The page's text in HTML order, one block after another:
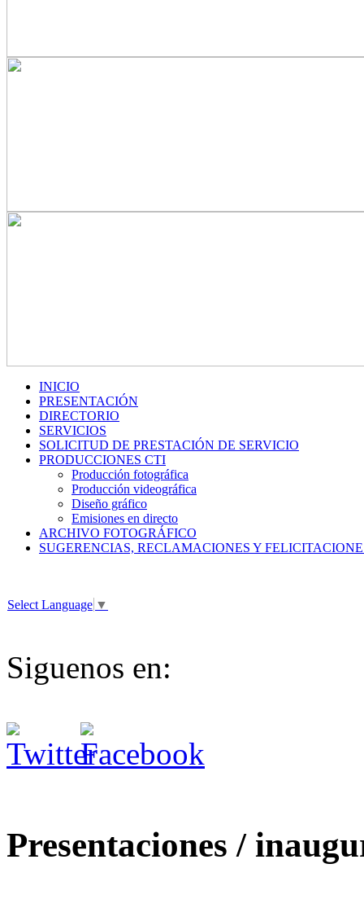
INICIO
PRESENTACIÓN
DIRECTORIO
SERVICIOS
SOLICITUD DE PRESTACIÓN DE SERVICIO
PRODUCCIONES CTI
Producción fotográfica
Producción videográfica
Diseño gráfico
Emisiones en directo
ARCHIVO FOTOGRÁFICO
SUGERENCIAS, RECLAMACIONES Y
Select Language ▼
Siguenos en:
Presentaciones /